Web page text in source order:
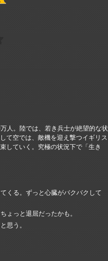
人。陸では、若き兵士が絶望的な状
て空では、敵機を迎え撃つイギリス
していく。究極の状況下で「生き
くる。ずっと心臓がバクバクして
ょっと退屈だったかも。
思う。